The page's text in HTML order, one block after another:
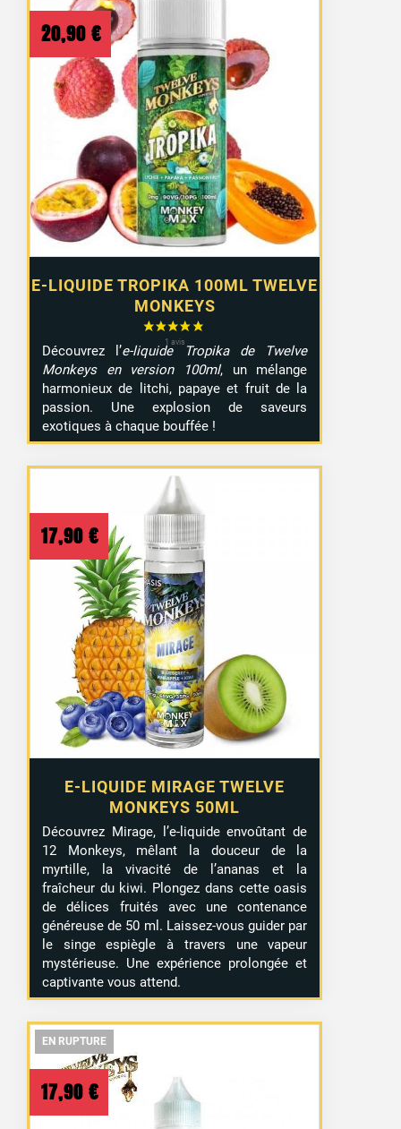
E-LIQUIDE TROPIKA 100ML TWELVE
MONKEYS
20,90 €
Découvrez l’e-liquide Tropika de Twelve
Monkeys en version 100ml, un mélange
harmonieux de litchi, papaye et fruit de la
passion. Une explosion de saveurs
exotiques à chaque bouffée !
E-LIQUIDE MIRAGE TWELVE
MONKEYS 50ML
17,90 €
Découvrez Mirage, l’e-liquide envoûtant de
12 Monkeys, mêlant la douceur de la
myrtille, la vivacité de l’ananas et la
fraîcheur du kiwi. Plongez dans cette oasis
de délices fruités avec une contenance
généreuse de 50 ml. Laissez-vous guider par
le singe espiègle à travers une vapeur
mystérieuse. Une expérience prolongée et
captivante vous attend.
EN RUPTURE
EN RUPTURE
17,90 €
EN RUPTURE